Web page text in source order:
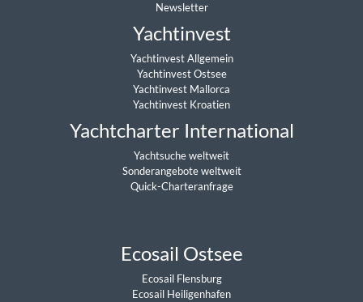
Newsletter
Yachtinvest
Yachtinvest Allgemein
Yachtinvest Ostsee
Yachtinvest Mallorca
Yachtinvest Kroatien
Yachtcharter International
Yachtsuche weltweit
Sonderangebote weltweit
Quick-Charteranfrage
Ecosail Ostsee
Ecosail Flensburg
Ecosail Heiligenhafen